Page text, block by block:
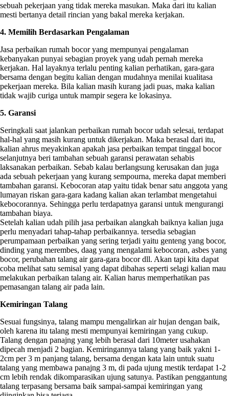
sebuah pekerjaan yang tidak mereka masukan. Maka dari itu kalian
mesti bertanya detail rincian yang bakal mereka kerjakan.
4. Memilih Berdasarkan Pengalaman
Jasa perbaikan rumah bocor yang mempunyai pengalaman
kebanyakan punyai sebagian proyek yang udah pernah mereka
kerjakan. Hal layaknya terlalu penting kalian perhatikan, gara-gara
bersama dengan begitu kalian dengan mudahnya menilai kualitasa
pekerjaan mereka. Bila kalian masih kurang jadi puas, maka kalian
tidak wajib curiga untuk mampir segera ke lokasinya.
5. Garansi
Seringkali saat jalankan perbaikan rumah bocor udah selesai, terdapat
hal-hal yang masih kurang untuk dikerjakan. Maka berasal dari itu,
kalian ahrus meyakinkan apakah jasa perbaikan tempat tinggal bocor
selanjutnya beri tambahan sebuah garansi perawatan sehabis
laksanakan perbaikan. Sebab kalau berlangsung kerusakan dan juga
ada sebuah pekerjaan yang kurang sempourna, mereka dapat memberi
tambahan garansi. Kebocoran atap yaitu tidak benar satu anggota yang
lumayan riskan gara-gara kadang kalian akan terlambat mengetahui
kebocorannya. Sehingga perlu terdapatnya garansi untuk mengurangi
tambahan biaya.
Setelah kalian udah pilih jasa perbaikan alangkah baiknya kalian juga
perlu menyadari tahap-tahap perbaikannya. tersedia sebagian
perumpamaan perbaikan yang sering terjadi yaitu genteng yang bocor,
dinding yang merembes, daag yang mengalami kebocoran, asbes yang
bocor, perubahan talang air gara-gara bocor dll. Akan tapi kita dapat
coba melihat satu semisal yang dapat dibahas seperti selagi kalian mau
melakukan perbaikan talang air. Kalian harus memperhatikan pas
pemasangan talang air pada lain.
Kemiringan Talang
Sesuai fungsinya, talang mampu mengalirkan air hujan dengan baik,
oleh karena itu talang mesti mempunyai kemiringan yang cukup.
Talang dengan panajng yang lebih berasal dari 10meter usahakan
dipecah menjadi 2 bagian. Kemiringannya talang yang baik yakni 1-
2cm per 3 m panjang talang, bersama dengan kata lain untuk suatu
talang yang membawa panajng 3 m, di pada ujung mestik terdapat 1-2
cm lebih rendak dikomparasikan ujung satunya. Pastikan penggantung
talang terpasang bersama baik sampai-sampai kemiringan yang